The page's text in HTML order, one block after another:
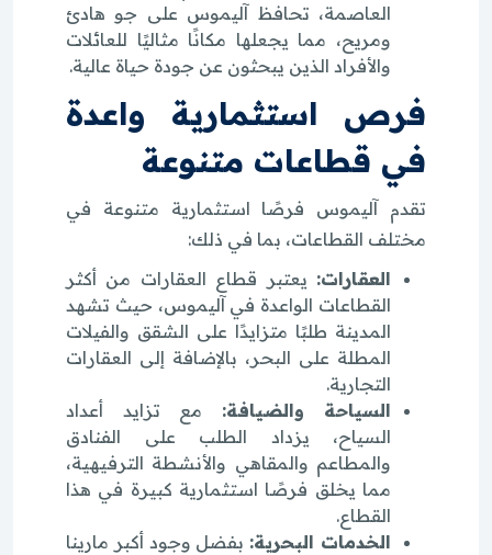
العاصمة، تحافظ آليموس على جو هادئ
ومريح، مما يجعلها مكانًا مثاليًا للعائلات
والأفراد الذين يبحثون عن جودة حياة عالية.
فرص استثمارية واعدة
في قطاعات متنوعة
تقدم آليموس فرصًا استثمارية متنوعة في
مختلف القطاعات، بما في ذلك:
العقارات: يعتبر قطاع العقارات من أكثر
القطاعات الواعدة في آليموس، حيث تشهد
المدينة طلبًا متزايدًا على الشقق والفيلات
المطلة على البحر، بالإضافة إلى العقارات
التجارية.
السياحة والضيافة: مع تزايد أعداد
السياح، يزداد الطلب على الفنادق
والمطاعم والمقاهي والأنشطة الترفيهية،
مما يخلق فرصًا استثمارية كبيرة في هذا
القطاع.
الخدمات البحرية: بفضل وجود أكبر مارينا